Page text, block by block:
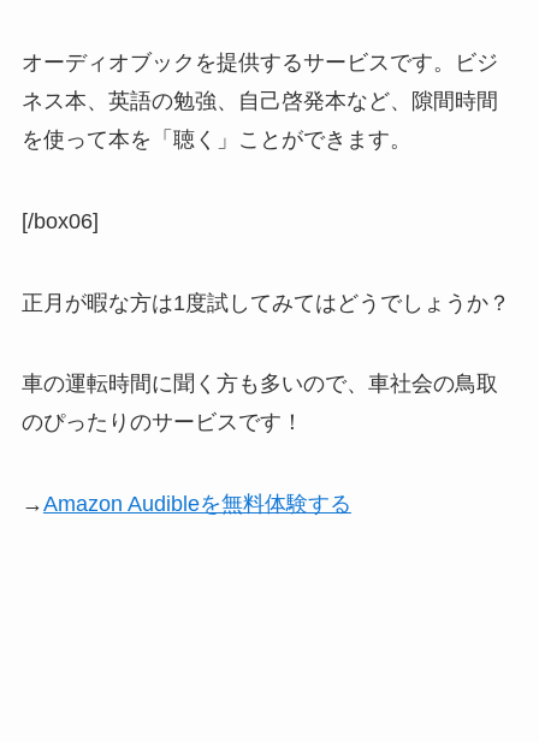
オーディオブックを提供するサービスです。ビジ
ネス本、英語の勉強、自己啓発本など、隙間時間
を使って本を「聴く」ことができます。
[/box06]
正月が暇な方は1度試してみてはどうでしょうか？
車の運転時間に聞く方も多いので、車社会の鳥取
のぴったりのサービスです！
→Amazon Audibleを無料体験する